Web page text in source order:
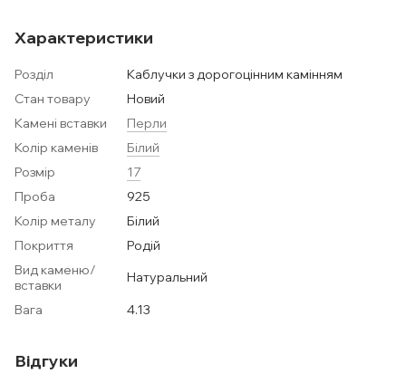
Характеристики
Розділ
Каблучки з дорогоцінним камінням
Стан товару
Новий
Камені вставки
Перли
Колір каменів
Білий
Розмір
17
Проба
925
Колір металу
Білий
Покриття
Родій
Вид каменю/
вставки
Натуральний
Вага
4.13
Відгуки